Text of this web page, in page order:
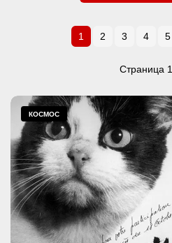
1 2 3 4 5
Страница
КОСМОС